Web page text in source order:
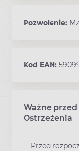
Pozwolenie:
Kod EAN:
Ważne
Ostrzeżenia
Przed